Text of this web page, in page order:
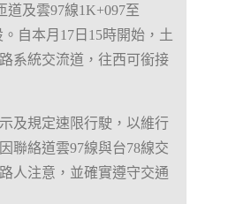
道及雲97線1K+097至
自本月17日15時開始，土
系統交流道，往西可銜接
及規定速限行駛，以維行
聯絡道雲97線與台78線交
人注意，並確實遵守交通